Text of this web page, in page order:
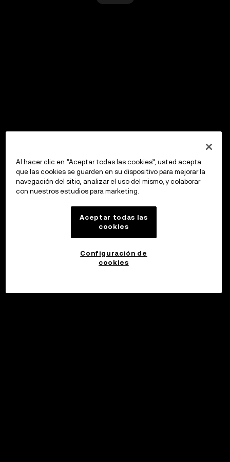
Al hacer clic en “Aceptar todas las cookies”, usted acepta
que las cookies se guarden en su dispositivo para mejorar la
navegación del sitio, analizar el uso del mismo, y colaborar
con nuestros estudios para marketing.
Aceptar todas las
cookies
Configuración de
cookies